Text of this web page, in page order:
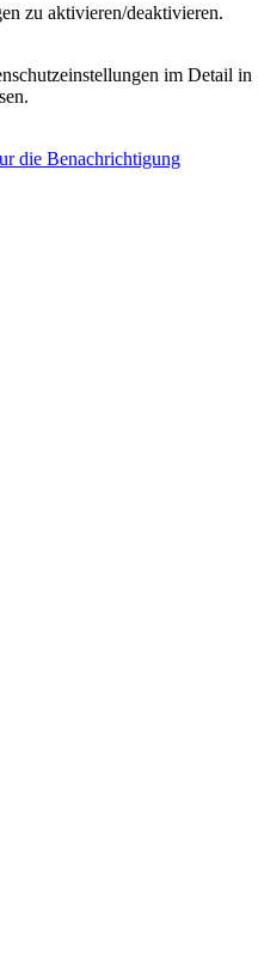
zu aktivieren/deaktivieren.
im Detail in
die Benachrichtigung